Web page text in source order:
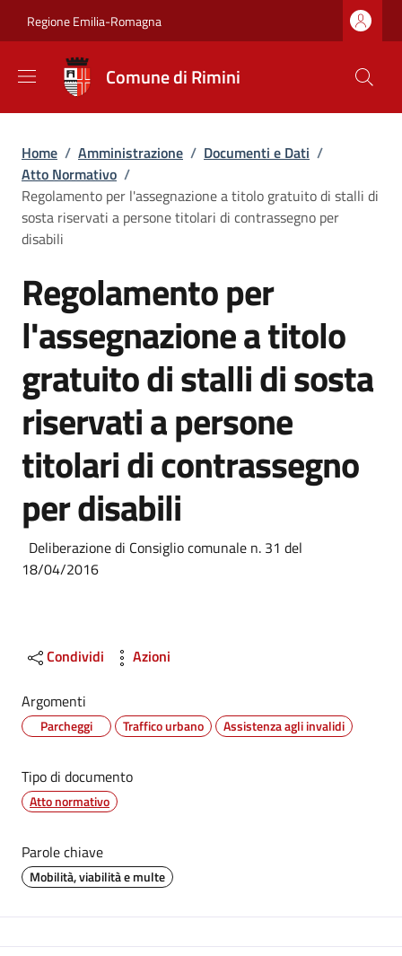
Regione Emilia-Romagna
Comune di Rimini
Briciole di pane
Home / Amministrazione / Documenti e Dati /
Atto Normativo /
Regolamento per l'assegnazione a titolo gratuito di stalli di
sosta riservati a persone titolari di contrassegno per
disabili
Regolamento per
l'assegnazione a titolo
gratuito di stalli di sosta
riservati a persone
titolari di contrassegno
per disabili
Dettagli
Deliberazione di Consiglio comunale n. 31 del
18/04/2016
Condividi Azioni
Argomenti
Parcheggi Traffico urbano Assistenza agli invalidi
Tipo di documento
Atto normativo
Parole chiave
Mobilità, viabilità e multe